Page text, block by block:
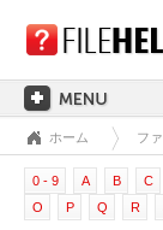
ホーム
拡張子のカテゴ
3D画像ファイル
ホーム フ
0 - 9 A B C
O
P Q R